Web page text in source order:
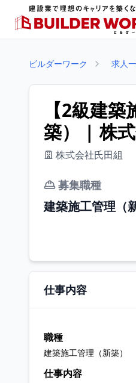
ビルダーワーク 求人
【2級建
築） | 株
株式会社氏田組
募集職種
建築施工管理（
仕事内容
職種
建築施工管理（新築）
仕事内容